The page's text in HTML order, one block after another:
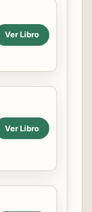
Ver Libro
Ver Libro